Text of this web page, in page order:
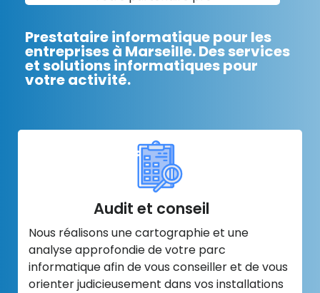
Prestataire informatique pour les
entreprises à Marseille. Des services
et solutions informatiques pour
votre activité.
Audit et conseil
Nous réalisons une cartographie et une
analyse approfondie de votre parc
informatique afin de vous conseiller et de vous
orienter judicieusement dans vos installations